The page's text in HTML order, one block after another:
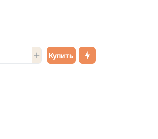
Купить